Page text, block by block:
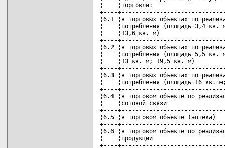
¦    ¦торговли:
+----
¦6.1 ¦в торговых объектах по
¦    ¦потребления (площадь
¦    ¦13,6 кв. м)
+----
¦6.2 ¦в торговых объектах по
¦    ¦потребления (площадь
¦    ¦13 кв. м; 19,5 кв. м)
+----
¦6.3 ¦в торговых объектах по
¦    ¦потребления (площадь 16
+----
¦6.4 ¦в торговом объекте по
¦    ¦сотовой связи
+----
¦6.5 ¦в торговом объекте
+----
¦6.6 ¦в торговом объекте по
¦    ¦продукции
+----